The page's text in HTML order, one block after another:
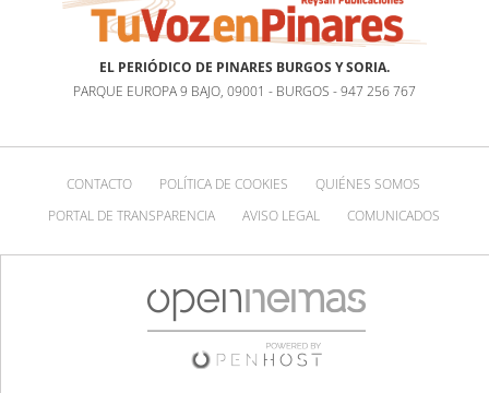
EL PERIÓDICO DE PINARES BURGOS Y SORIA.
PARQUE EUROPA 9 BAJO, 09001 - BURGOS - 947 256 767
CONTACTO POLÍTICA DE COOKIES
QUIÉNES SOMOS
PORTAL DE TRANSPARENCIA
AVISO LEGAL COMUNICADOS